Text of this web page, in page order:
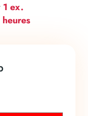
1 ex.